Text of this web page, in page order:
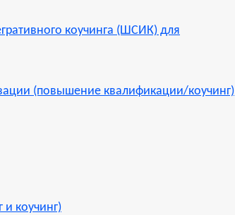
коучинга (ШСИК) для
(повышение квалификации/коучинг)
коучинг)